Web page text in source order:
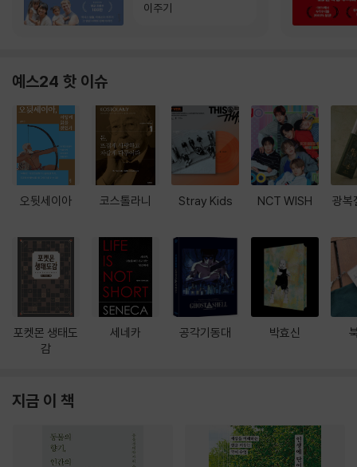
이주기
예스24 핫 이슈
오뒷세이아
포켓몬 생태도
감
코스톨라니
세네카
Stray Kids
공각기동대
NCT WISH
박효신
광복
지금 이 책